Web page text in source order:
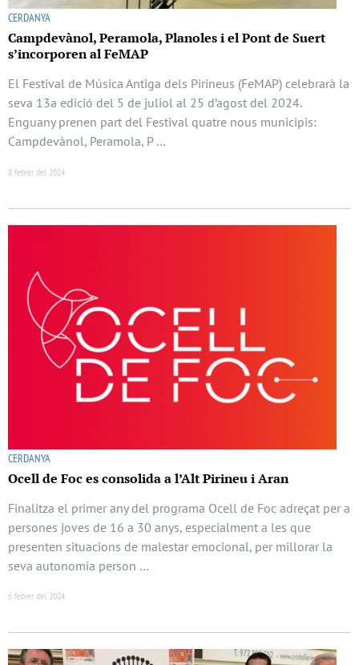
CERDANYA
Campdevànol, Peramola, Planoles i el Pont de Suert
s’incorporen al FeMAP
El Festival de Música Antiga dels Pirineus (FeMAP) celebrarà la
seva 13a edició del 5 de juliol al 25 d’agost del 2024.
Enguany prenen part del Festival quatre nous municipis:
Campdevànol, Peramola, P …
8 febrer del 2024
CERDANYA
Ocell de Foc es consolida a l’Alt Pirineu i Aran
Finalitza el primer any del programa Ocell de Foc adreçat per a
persones joves de 16 a 30 anys, especialment a les que
presenten situacions de malestar emocional, per millorar la
seva autonomia person …
6 febrer del 2024